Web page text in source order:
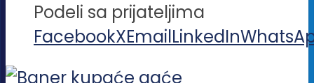
Podeli sa prijateljima
FacebookXEmailLinkedIn